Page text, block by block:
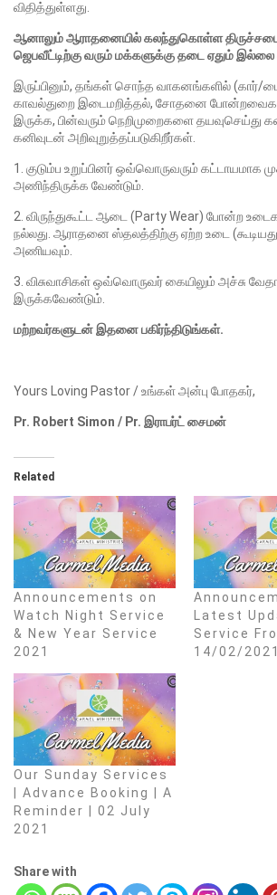
விதித்துள்ளது.
ஆனாலும் ஆராதனையில் கலந்துகொள்ள
ஜெபவீட்டிற்கு வரும் மக்களுக்கு தடை ஏதும்
இருப்பினும், தங்கள் சொந்த வாகனங்களில்
காவல்துறை இடைமறித்தல், சோதனை
இருக்க, பின்வரும் நெறிமுறைகளை தயவுசெய்து
கனிவுடன் அறிவுறுத்தப்படுகிறீர்கள்.
1. குடும்ப உறுப்பினர் ஒவ்வொருவரும் கட்டாயமாக
அணிந்திருக்க வேண்டும்.
2. விருந்துகூட்ட ஆடை (Party Wear) போன்ற
நல்லது. ஆராதனை ஸ்தலத்திற்கு ஏற்ற உடை
அணியவும்.
3. விசுவாசிகள் ஒவ்வொருவர் கையிலும் அச்சு
இருக்கவேண்டும்.
மற்றவர்களுடன் இதனை பகிர்ந்திடுங்கள்.
Yours Loving Pastor / உங்கள் அன்பு போதகர்,
Pr. Robert Simon / Pr. இராபர்ட் சைமன்
Related
Announcements on
Watch Night Service
& New Year Service
2021
Latest
Service
14/02/2021
Our Sunday Services
| Advance Booking | A
Reminder | 02 July
2021
Share with